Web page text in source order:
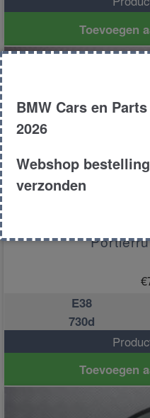
Toevoegen
€
E38
730d
Toevoegen
BMW Cars en
2026
Webshop
verzonden